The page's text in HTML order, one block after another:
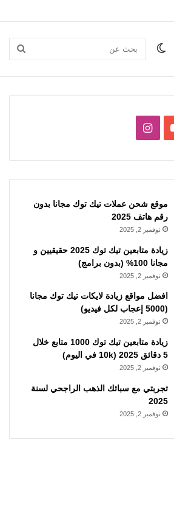
بحث الوضع
يوتيوبانستقرام
موقع شحن عملات تيك توك مجانا بدون
رقم هاتف 2025
نوفمبر 2, 2025
زيادة متابعين تيك توك 2025 حقيقيين و
مجانا 100% (بدون برامج)
نوفمبر 2, 2025
افضل مواقع زيادة لايكات تيك توك مجانا
(5000 إعجاب لكل فيديو)
نوفمبر 2, 2025
زيادة متابعين تيك توك 1000 متابع خلال
5 دقائق 2025 (10k في اليوم)
نوفمبر 2, 2025
تجربتي مع سبائك الذهب الراجحي لسنة
2025
نوفمبر 2, 2025